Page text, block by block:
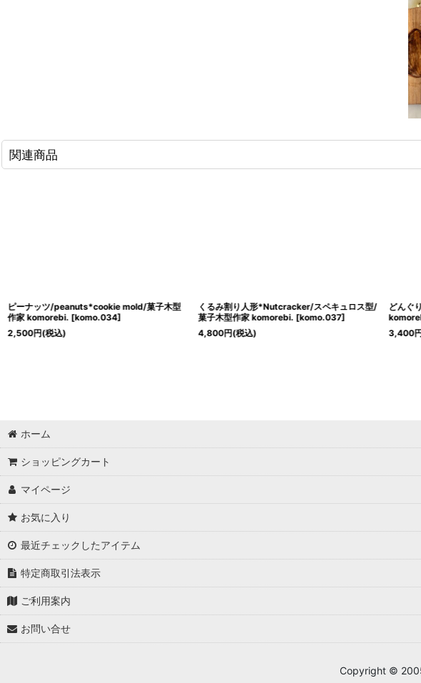
関連商品
ピーナッツ/peanuts*cookie mold/菓子木型
作家 komorebi. [komo.034]
2,500円(税込)
くるみ割り人形*Nutcracker/スペキュロス型/
菓子木型作家 komorebi. [komo.037]
4,800円(税込)
どんぐ
3,400
ホーム
ショッピングカート
マイページ
お気に入り
最近チェックしたアイテム
特定商取引法表示
ご利用案内
お問い合せ
Copyright ©